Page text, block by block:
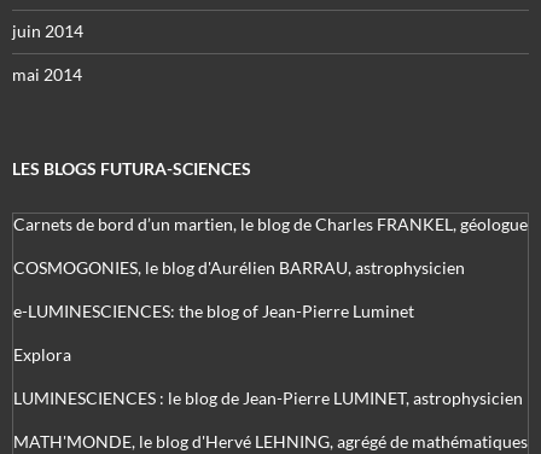
juin 2014
mai 2014
LES BLOGS FUTURA-SCIENCES
Carnets de bord d’un martien, le blog de Charles FRANKEL, géologue
COSMOGONIES, le blog d'Aurélien BARRAU, astrophysicien
e-LUMINESCIENCES: the blog of Jean-Pierre Luminet
Explora
LUMINESCIENCES : le blog de Jean-Pierre LUMINET, astrophysicien
MATH'MONDE, le blog d'Hervé LEHNING, agrégé de mathématiques